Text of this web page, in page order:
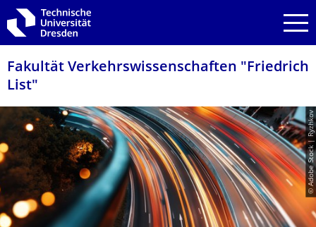
Zur Hauptnavigation springen
Zur Suche springen
Zum Inhalt springen
Fakultät Verkehrswissen­schaften "Friedrich
List"
© Adobe Stock | Ryzhkov